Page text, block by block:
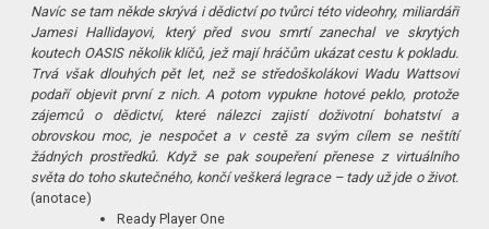
Navíc se tam někde skrývá i dědictví po tvůrci této videohry, miliardáři
Jamesi Hallidayovi, který před svou smrtí zanechal ve skrytých
koutech OASIS několik klíčů, jež mají hráčům ukázat cestu k pokladu.
Trvá však dlouhých pět let, než se středoškolákovi Wadu Wattsovi
podaří objevit první z nich. A potom vypukne hotové peklo, protože
zájemců o dědictví, které nálezci zajistí doživotní bohatství a
obrovskou moc, je nespočet a v cestě za svým cílem se neštítí
žádných prostředků. Když se pak soupeření přenese z virtuálního
světa do toho skutečného, končí veškerá legrace – tady už jde o život.
(anotace)
Ready Player One